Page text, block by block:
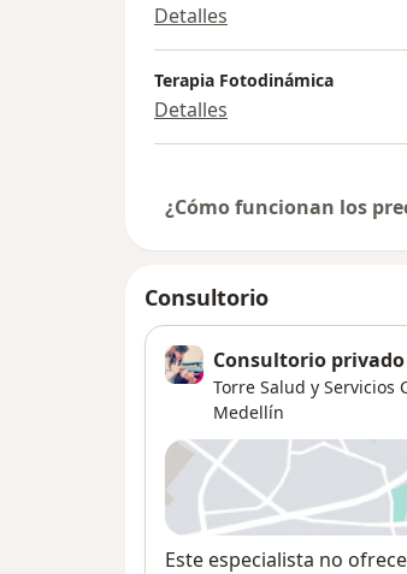
Detalles
Terapia Fotodinámica
Detalles
¿Cómo funcionan los
Consultorio
Consultorio privado
Torre Salud y Servicios
Medellín
Disponibilidad
Este especialista no